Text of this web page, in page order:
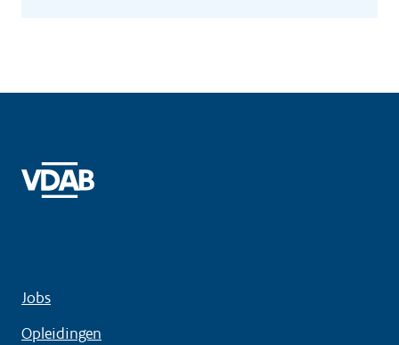
Jobs
Opleidingen